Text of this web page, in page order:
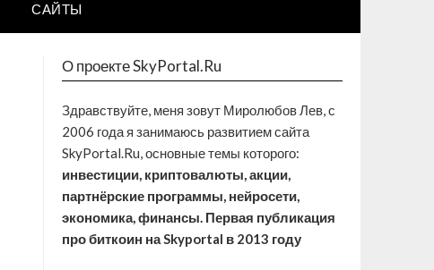
САЙТЫ
О проекте SkyPortal.Ru
Здравствуйте, меня зовут Миролюбов Лев, с
2006 года я занимаюсь развитием сайта
SkyPortal.Ru, основные темы которого:
инвестиции, криптовалюты, акции,
партнёрские программы, нейросети,
экономика, финансы. Первая публикация
про биткоин на Skyportal в 2013 году